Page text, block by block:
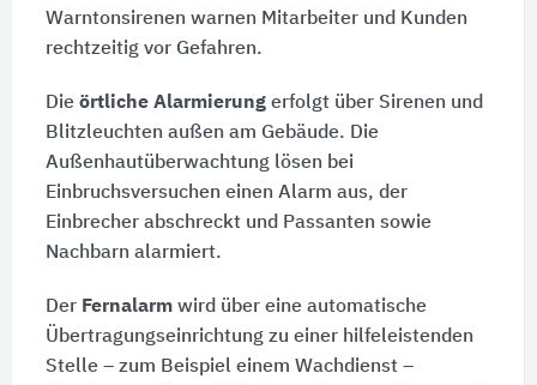
Warntonsirenen warnen Mitarbeiter und Kunden
rechtzeitig vor Gefahren.
Die örtliche Alarmierungerfolgt über Sirenen und
Blitzleuchten außen am Gebäude. Die
Außenhautüberwachtung lösen bei
Einbruchsversuchen einen Alarm aus, der
Einbrecher abschreckt und Passanten sowie
Nachbarn alarmiert.
Der Fernalarmwird über eine automatische
Übertragungseinrichtung zu einer hilfeleistenden
Stelle – zum Beispiel einem Wachdienst –